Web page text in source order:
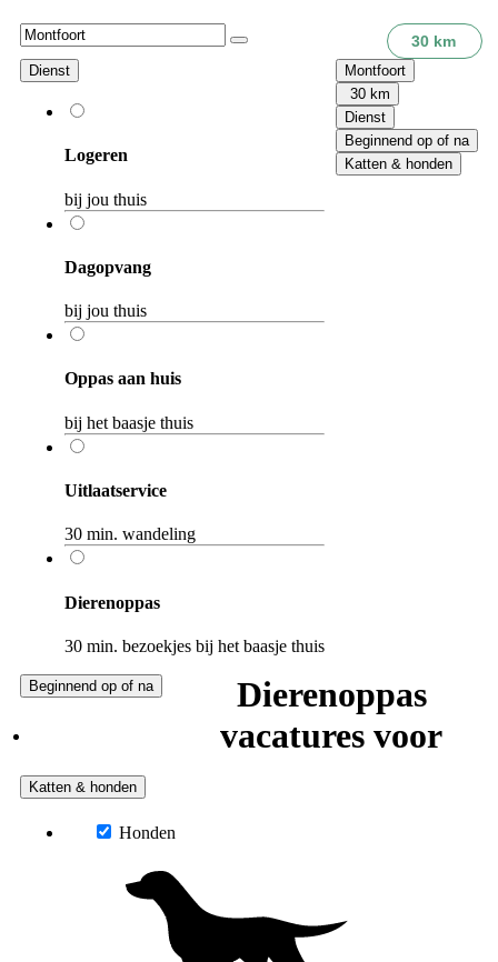
30 km
Dienst
Logeren
bij jou thuis
Dagopvang
bij jou thuis
Oppas aan huis
bij het baasje thuis
Uitlaatservice
30 min. wandeling
Dierenoppas
30 min. bezoekjes bij het baasje thuis
Beginnend op of na
Katten & honden
Honden
Montfoort
30 km
Dienst
Beginnend op of na
Katten & honden
Dierenoppas
vacatures voor